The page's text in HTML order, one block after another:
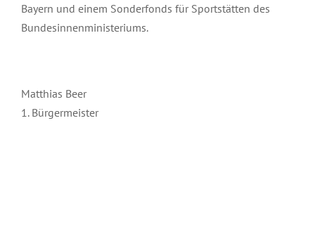
Bayern und einem Sonderfonds für Sportstätten des
Bundesinnenministeriums.
Matthias Beer
1. Bürgermeister